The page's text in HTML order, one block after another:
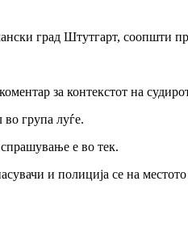
град Штутгарт, соопшти
за контекстот на
во група луѓе.
е во тек.
и полиција се на